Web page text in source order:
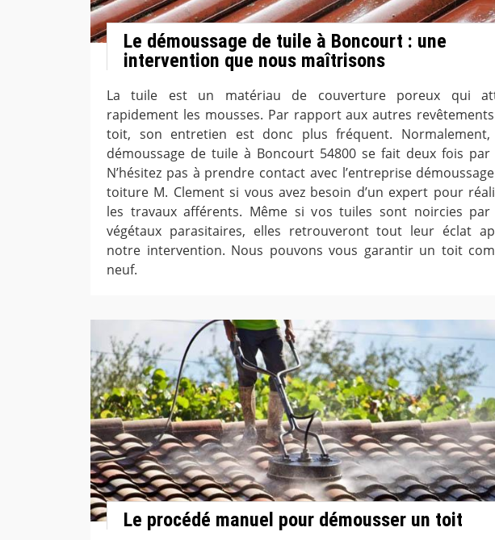
Le démoussage de tuile à Boncourt : une
intervention que nous maîtrisons
La tuile est un matériau de couverture poreux qui
rapidement les mousses. Par rapport aux autres
toit, son entretien est donc plus fréquent.
démoussage de tuile à Boncourt 54800 se fait deux fois par
N’hésitez pas à prendre contact avec l’entreprise
toiture M. Clement si vous avez besoin d’un expert pour
les travaux afférents. Même si vos tuiles sont noircies par
végétaux parasitaires, elles retrouveront tout leur éclat
notre intervention. Nous pouvons vous garantir un toit
neuf.
Le procédé manuel pour démousser un toit